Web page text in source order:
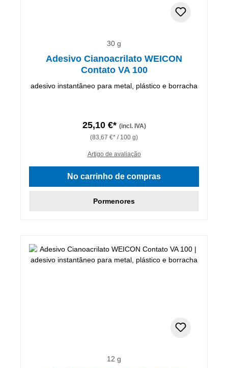
30 g
Adesivo Cianoacrilato WEICON
Contato VA 100
adesivo instantâneo para metal, plástico e borracha
25,10 €* (incl. IVA)
(83,67 €* / 100 g)
Artigo de avaliação
No carrinho de compras
Pormenores
12 g